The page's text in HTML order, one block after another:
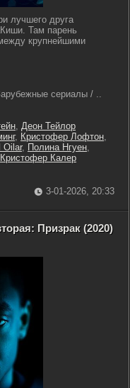
лучшего друга
Там парень
крупнейшими
сериалы / ..
, Деон Тейлор
, Кристофер Лофтон,
Oilar, Полина Нгуен,
Кристофер Калер
3-01-2026, 20:33
Призрак (2020)